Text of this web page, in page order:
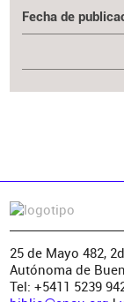
Fecha de
25 de Mayo 482,
Autónoma de
Tel: +5411 5239